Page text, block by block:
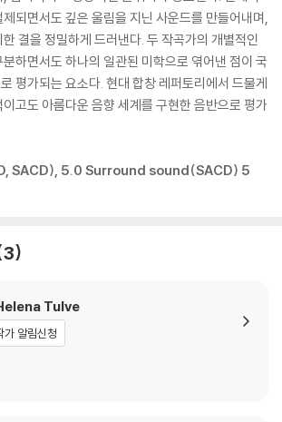
되면서도 깊은 울림을 지닌 사운드를 만들어내며,
결을 정밀하게 드러낸다. 두 작곡가의 개별적인
하면서도 하나의 일관된 미학으로 엮어낸 점이 국
평가되는 요소다. 현대 합창 레퍼토리에서 드물게
고도 아름다운 음향 세계를 구현한 음반으로 평가
SACD), 5.0 Surround sound(SACD) 5
3
Tulve
가 알림신청